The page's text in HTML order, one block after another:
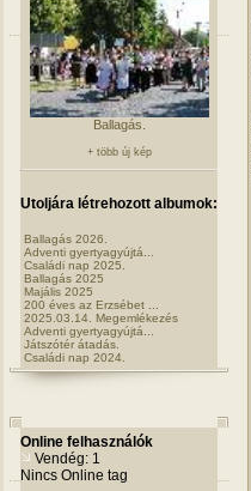
Ballagás.
+ több új kép
Utoljára létrehozott albumok:
Ballagás 2026.
Adventi gyertyagyújtá...
Családi nap 2025.
Ballagás 2025
Majális 2025
200 éves az Erzsébet ...
2025.03.14. Megemlékezés
Adventi gyertyagyújtá...
Játszótér átadás.
Családi nap 2024.
Online felhasználók
Vendég: 1
Nincs Online tag